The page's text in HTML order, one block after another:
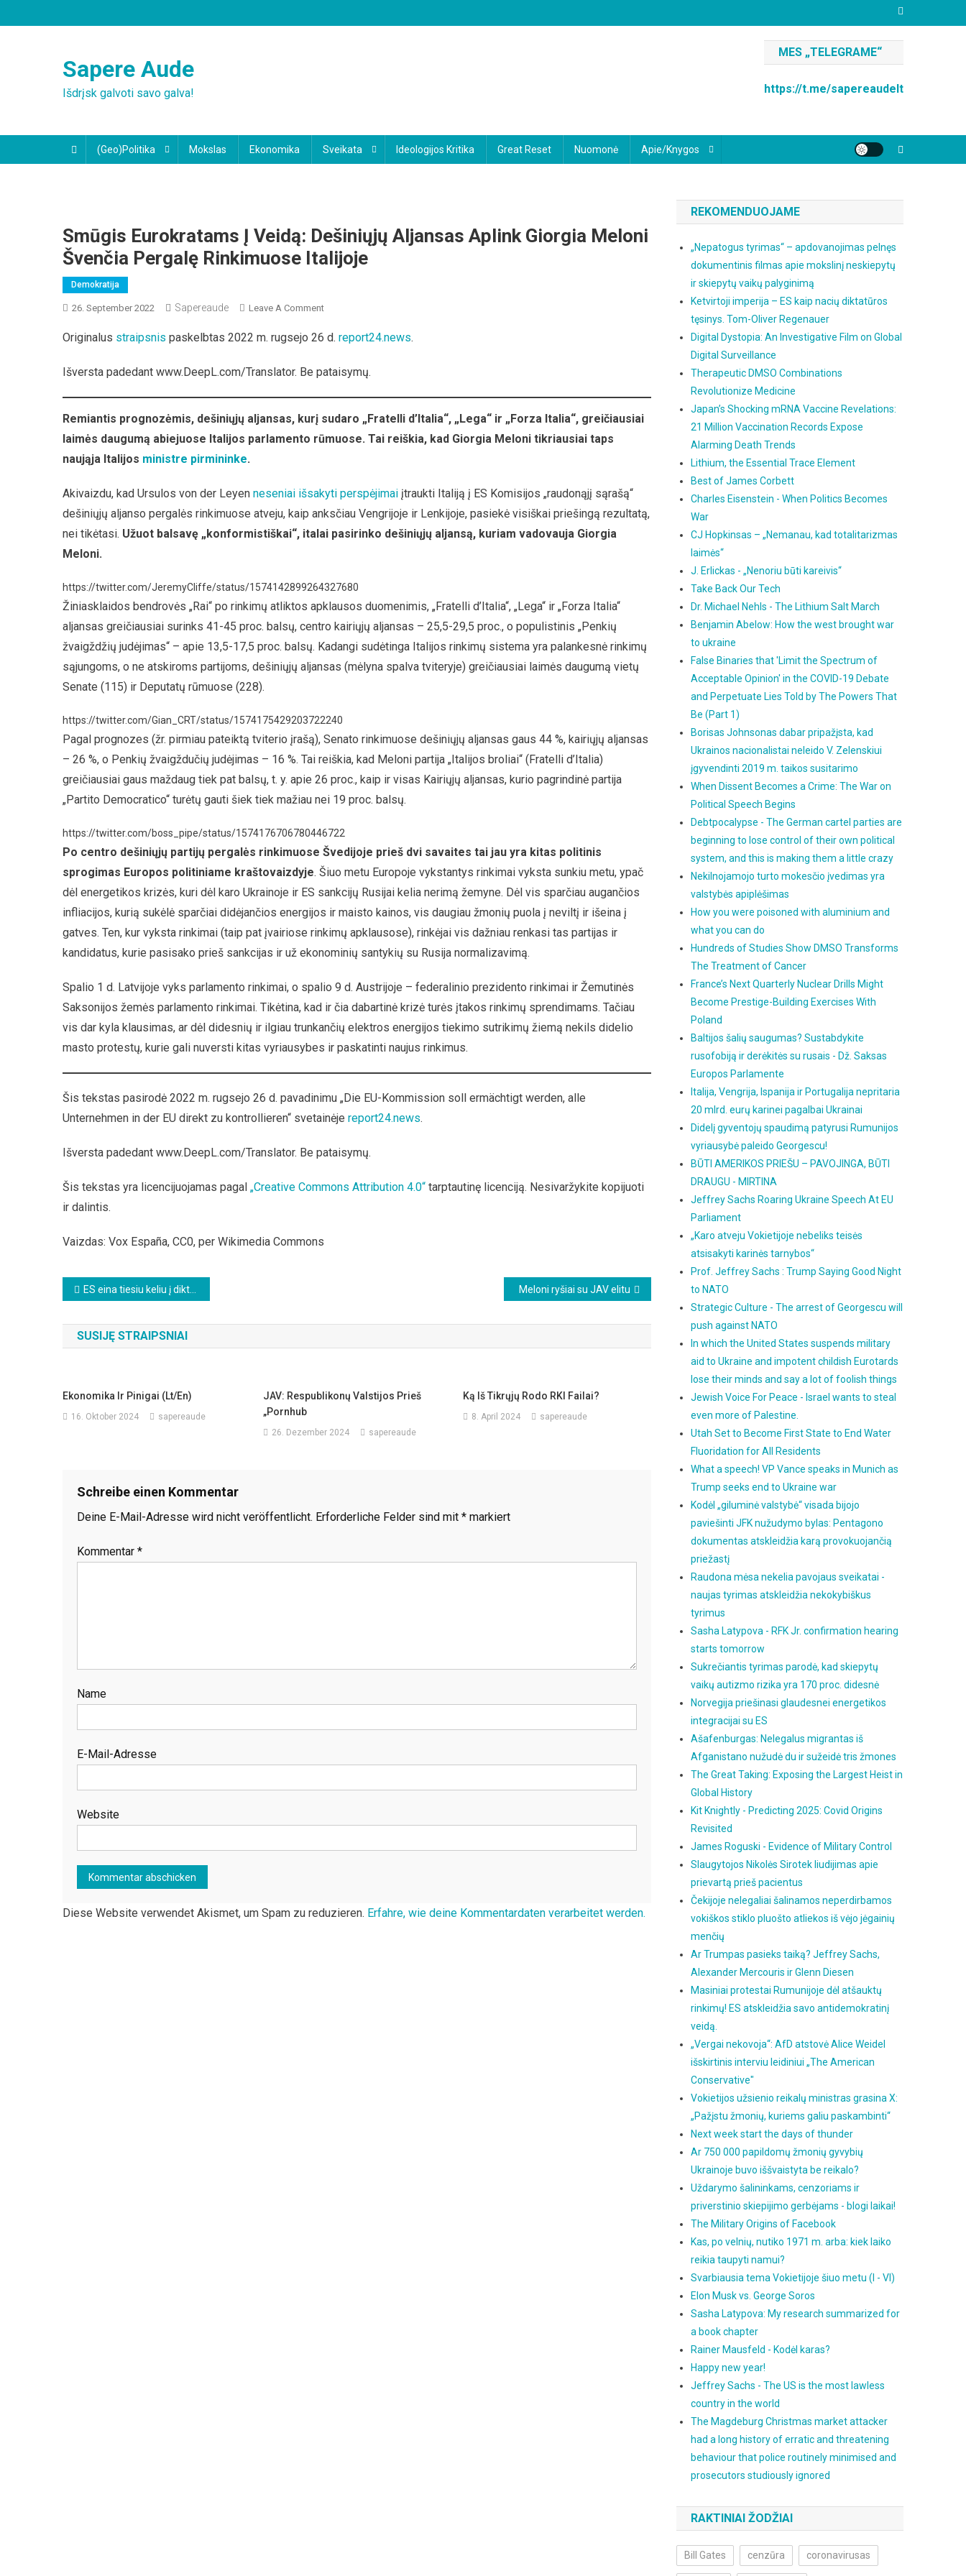
to
Sapere Aude
Išdrįsk galvoti savo galva!
MES „TELEGRAME“
https://t.me/sapereaudelt
(Geo)Politika Mokslas Ekonomika Sveikata Ideologijos Kritika Great Reset Nuomonė Apie/knygos
Smūgis Eurokratams Į Veidą: Dešiniųjų Aljansas Aplink Giorgia Meloni
Švenčia Pergalę Rinkimuose Italijoje
Demokratija
26. September 2022 Sapereaude Leave A CommentOn
Eurokratams
Veidą:
Aplink
Giorgia
Pergalę
Originalus straipsnis paskelbtas 2022 m. rugsejo 26 d. report24.news.
Išversta padedant www.DeepL.com/Translator. Be pataisymų.
Remiantis prognozėmis, dešiniųjų aljansas, kurį sudaro „Fratelli d’Italia“, „Lega“ ir „Forza Italia“, greičiausiai
laimės daugumą abiejuose Italijos parlamento rūmuose. Tai reiškia, kad Giorgia Meloni tikriausiai taps
naująja Italijos ministre pirmininke.
Akivaizdu, kad Ursulos von der Leyen neseniai išsakyti perspėjimai įtraukti Italiją į ES Komisijos „raudonąjį sąrašą“
dešiniųjų aljanso pergalės rinkimuose atveju, kaip anksčiau Vengrijoje ir Lenkijoje, pasiekė visiškai priešingą rezultatą,
nei tikėtasi. Užuot balsavę „konformistiškai“, italai pasirinko dešiniųjų aljansą, kuriam vadovauja Giorgia
Meloni.
https://twitter.com/JeremyCliffe/status/1574142899264327680
Žiniasklaidos bendrovės „Rai“ po rinkimų atliktos apklausos duomenimis, „Fratelli d’Italia“, „Lega“ ir „Forza Italia“
aljansas greičiausiai surinks 41-45 proc. balsų, centro kairiųjų aljansas – 25,5-29,5 proc., o populistinis „Penkių
žvaigždžių judėjimas“ – apie 13,5-17,5 proc. balsų. Kadangi sudėtinga Italijos rinkimų sistema yra palankesnė rinkimų
sąjungoms, o ne atskiroms partijoms, dešiniųjų aljansas (mėlyna spalva tviteryje) greičiausiai laimės daugumą vietų
Senate (115) ir Deputatų rūmuose (228).
https://twitter.com/Gian_CRT/status/1574175429203722240
Pagal prognozes (žr. pirmiau pateiktą tviterio įrašą), Senato rinkimuose dešiniųjų aljansas gaus 44 %, kairiųjų aljansas
– 26 %, o Penkių žvaigždučių judėjimas – 16 %. Tai reiškia, kad Meloni partija „Italijos broliai“ (Fratelli d’Italia)
greičiausiai gaus maždaug tiek pat balsų, t. y. apie 26 proc., kaip ir visas Kairiųjų aljansas, kurio pagrindinė partija
„Partito Democratico“ turėtų gauti šiek tiek mažiau nei 19 proc. balsų.
https://twitter.com/boss_pipe/status/1574176706780446722
Po centro dešiniųjų partijų pergalės rinkimuose Švedijoje prieš dvi savaites tai jau yra kitas politinis
sprogimas Europos politiniame kraštovaizdyje. Šiuo metu Europoje vykstantys rinkimai vyksta sunkiu metu, ypač
dėl energetikos krizės, kuri dėl karo Ukrainoje ir ES sankcijų Rusijai kelia nerimą žemyne. Dėl vis sparčiau augančios
infliacijos, kurią sukėlė sparčiai didėjančios energijos ir maisto kainos, vis daugiau žmonių puola į neviltį ir išeina į
gatves. Ten, kur vyksta rinkimai (taip pat įvairiose rinkimų apklausose), rinkėjai vis dažniau renkasi tas partijas ir
kandidatus, kurie pasisako prieš sankcijas ir už ekonominių santykių su Rusija normalizavimą.
Spalio 1 d. Latvijoje vyks parlamento rinkimai, o spalio 9 d. Austrijoje – federalinio prezidento rinkimai ir Žemutinės
Saksonijos žemės parlamento rinkimai. Tikėtina, kad ir čia dabartinė krizė turės įtakos rinkimų sprendimams. Tačiau
vis dar kyla klausimas, ar dėl didesnių ir ilgiau trunkančių elektros energijos tiekimo sutrikimų žiemą nekils didelio
masto protestų, kurie gali nuversti kitas vyriausybes ir paskatinti naujus rinkimus.
Šis tekstas pasirodė 2022 m. rugsejo 26 d. pavadinimu „Die EU-Kommission soll ermächtigt werden, alle
Unternehmen in der EU direkt zu kontrollieren“ svetainėje report24.news.
Išversta padedant www.DeepL.com/Translator. Be pataisymų.
Šis tekstas yra licencijuojamas pagal „Creative Commons Attribution 4.0“ tarptautinę licenciją. Nesivaržykite kopijuoti
ir dalintis.
Vaizdas: Vox España, CC0, per Wikimedia Commons
Beitragsnavigation
ES eina tiesiu keliu į diktatūrą Meloni ryšiai su JAV elitu
SUSIJĘ STRAIPSNIAI
Ekonomika Ir Pinigai (lt/en)
16. Oktober 2024 sapereaude
JAV: Respublikonų Valstijos Prieš
„Pornhub
26. Dezember 2024 sapereaude
Ką Iš Tikrųjų Rodo RKI Failai?
8. April 2024 sapereaude
Schreibe einen Kommentar
Deine E-Mail-Adresse wird nicht veröffentlicht. Erforderliche Felder sind mit * markiert
Kommentar *
Name
E-Mail-Adresse
Website
Diese Website verwendet Akismet, um Spam zu reduzieren. Erfahre, wie deine Kommentardaten verarbeitet werden.
REKOMENDUOJAME
„Nepatogus tyrimas“ – apdovanojimas pelnęs
dokumentinis filmas apie mokslinį neskiepytų
ir skiepytų vaikų palyginimą
Ketvirtoji imperija – ES kaip nacių diktatūros
tęsinys. Tom-Oliver Regenauer
Digital Dystopia: An Investigative Film on Global
Digital Surveillance
Therapeutic DMSO Combinations
Revolutionize Medicine
Japan’s Shocking mRNA Vaccine Revelations:
21 Million Vaccination Records Expose
Alarming Death Trends
Lithium, the Essential Trace Element
Best of James Corbett
Charles Eisenstein - When Politics Becomes
War
CJ Hopkinsas – „Nemanau, kad totalitarizmas
laimės“
J. Erlickas - „Nenoriu būti kareivis“
Take Back Our Tech
Dr. Michael Nehls - The Lithium Salt March
Benjamin Abelow: How the west brought war
to ukraine
False Binaries that 'Limit the Spectrum of
Acceptable Opinion' in the COVID-19 Debate
and Perpetuate Lies Told by The Powers That
Be (Part 1)
Borisas Johnsonas dabar pripažįsta, kad
Ukrainos nacionalistai neleido V. Zelenskiui
įgyvendinti 2019 m. taikos susitarimo
When Dissent Becomes a Crime: The War on
Political Speech Begins
Debtpocalypse - The German cartel parties are
beginning to lose control of their own political
system, and this is making them a little crazy
Nekilnojamojo turto mokesčio įvedimas yra
valstybės apiplėšimas
How you were poisoned with aluminium and
what you can do
Hundreds of Studies Show DMSO Transforms
The Treatment of Cancer
France’s Next Quarterly Nuclear Drills Might
Become Prestige-Building Exercises With
Poland
Baltijos šalių saugumas? Sustabdykite
rusofobiją ir derėkitės su rusais - Dž. Saksas
Europos Parlamente
Italija, Vengrija, Ispanija ir Portugalija nepritaria
20 mlrd. eurų karinei pagalbai Ukrainai
Didelį gyventojų spaudimą patyrusi Rumunijos
vyriausybė paleido Georgescu!
BŪTI AMERIKOS PRIEŠU – PAVOJINGA, BŪTI
DRAUGU - MIRTINA
Jeffrey Sachs Roaring Ukraine Speech At EU
Parliament
„Karo atveju Vokietijoje nebeliks teisės
atsisakyti karinės tarnybos“
Prof. Jeffrey Sachs : Trump Saying Good Night
to NATO
Strategic Culture - The arrest of Georgescu will
push against NATO
In which the United States suspends military
aid to Ukraine and impotent childish Eurotards
lose their minds and say a lot of foolish things
Jewish Voice For Peace - Israel wants to steal
even more of Palestine.
Utah Set to Become First State to End Water
Fluoridation for All Residents
What a speech! VP Vance speaks in Munich as
Trump seeks end to Ukraine war
Kodėl „giluminė valstybė“ visada bijojo
paviešinti JFK nužudymo bylas: Pentagono
dokumentas atskleidžia karą provokuojančią
priežastį
Raudona mėsa nekelia pavojaus sveikatai -
naujas tyrimas atskleidžia nekokybiškus
tyrimus
Sasha Latypova - RFK Jr. confirmation hearing
starts tomorrow
Sukrečiantis tyrimas parodė, kad skiepytų
vaikų autizmo rizika yra 170 proc. didesnė
Norvegija priešinasi glaudesnei energetikos
integracijai su ES
Ašafenburgas: Nelegalus migrantas iš
Afganistano nužudė du ir sužeidė tris žmones
The Great Taking: Exposing the Largest Heist in
Global History
Kit Knightly - Predicting 2025: Covid Origins
Revisited
James Roguski - Evidence of Military Control
Slaugytojos Nikolės Sirotek liudijimas apie
prievartą prieš pacientus
Čekijoje nelegaliai šalinamos neperdirbamos
vokiškos stiklo pluošto atliekos iš vėjo jėgainių
menčių
Ar Trumpas pasieks taiką? Jeffrey Sachs,
Alexander Mercouris ir Glenn Diesen
Masiniai protestai Rumunijoje dėl atšauktų
rinkimų! ES atskleidžia savo antidemokratinį
veidą.
„Vergai nekovoja“: AfD atstovė Alice Weidel
išskirtinis interviu leidiniui „The American
Conservative"
Vokietijos užsienio reikalų ministras grasina X:
„Pažįstu žmonių, kuriems galiu paskambinti“
Next week start the days of thunder
Ar 750 000 papildomų žmonių gyvybių
Ukrainoje buvo iššvaistyta be reikalo?
Uždarymo šalininkams, cenzoriams ir
priverstinio skiepijimo gerbėjams - blogi laikai!
The Military Origins of Facebook
Kas, po velnių, nutiko 1971 m. arba: kiek laiko
reikia taupyti namui?
Svarbiausia tema Vokietijoje šiuo metu (I - VI)
Elon Musk vs. George Soros
Sasha Latypova: My research summarized for
a book chapter
Rainer Mausfeld - Kodėl karas?
Happy new year!
Jeffrey Sachs - The US is the most lawless
country in the world
The Magdeburg Christmas market attacker
had a long history of erratic and threatening
behaviour that police routinely minimised and
prosecutors studiously ignored
RAKTINIAI ŽODŽIAI
Bill Gates cenzūra coronavirusas